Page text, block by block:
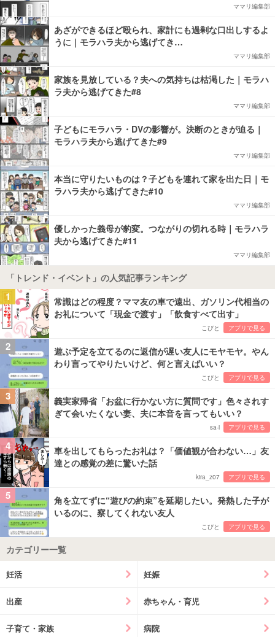
ママリ編集部
あざができるほど殴られ、家計にも過剰な口出しするよ
うに｜モラハラ夫から逃げてき…
ママリ編集部
家族を見放している？夫への気持ちは枯渇した｜モラハ
ラ夫から逃げてきた#8
ママリ編集部
子どもにモラハラ・DVの影響が。決断のときが迫る｜
モラハラ夫から逃げてきた#9
ママリ編集部
本当に守りたいものは？子どもを連れて家を出た日｜モ
ラハラ夫から逃げてきた#10
ママリ編集部
優しかった義母が豹変。つながりの切れる時｜モラハラ
夫から逃げてきた#11
ママリ編集部
「トレンド・イベント」の人気記事ランキング
1
常識はどの程度？ママ友の車で遠出、ガソリン代相当の
お礼について「現金で渡す」「飲食すべて出す」
こびと アプリで見る
2
遊ぶ予定を立てるのに返信が遅い友人にモヤモヤ。やん
わり言ってやりたいけど、何と言えばいい？
こびと アプリで見る
3
義実家帰省「お盆に行かない方に質問です」色々されす
ぎて会いたくない妻、夫に本音を言ってもいい？
sa-i アプリで見る
4
車を出してもらったお礼は？「価値観が合わない…」友
達との感覚の差に驚いた話
kira_z07 アプリで見る
5
角を立てずに“遊びの約束”を延期したい。発熱した子が
いるのに、察してくれない友人
こびと アプリで見る
カテゴリー一覧
妊活 妊娠
出産 赤ちゃん・育児
子育て・家族 病院